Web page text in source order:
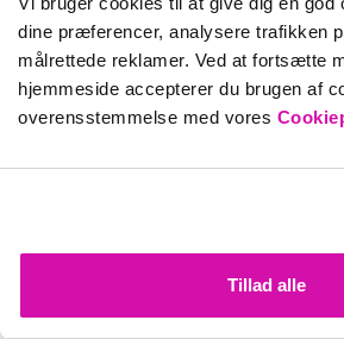
dine præferencer, analysere trafikken
målrettede reklamer. Ved at fortsætte
hjemmeside accepterer du brugen af
overensstemmelse med vores
Tillad alle